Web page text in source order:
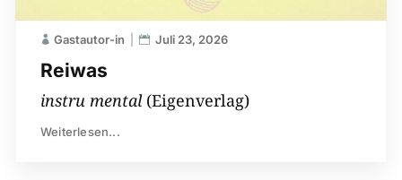
Reiwas
Gastautor-in Juli 23, 2026
instru mental(Eigenverlag)
Weiterlesen...